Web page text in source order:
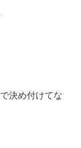
決め付けてな